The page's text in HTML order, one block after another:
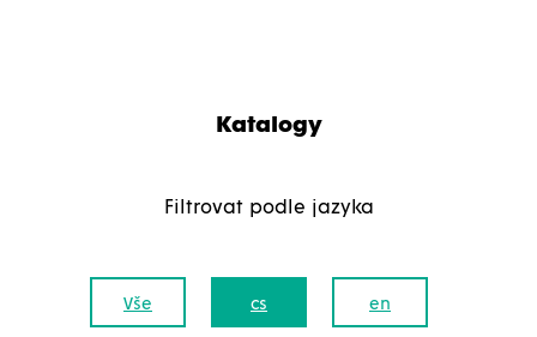
Katalogy
Filtrovat podle jazyka
Vše cs en